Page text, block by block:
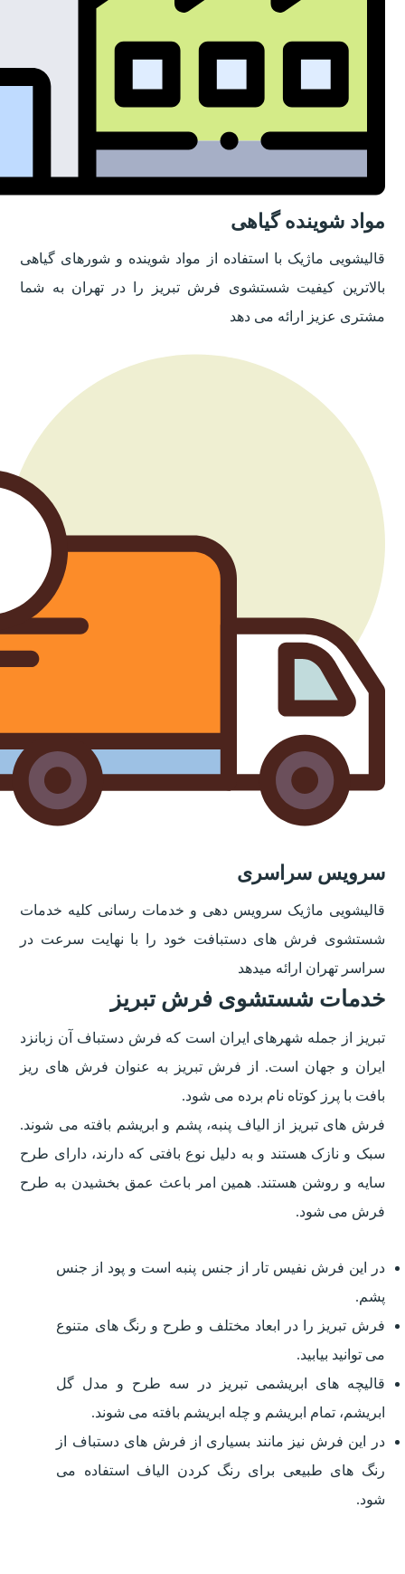
مواد شوینده گیاهی
قالیشویی ماژیک با استفاده از مواد شوینده و شورهای گیاهی
بالاترین کیفیت شستشوی فرش تبریز را در تهران به شما
مشتری عزیز ارائه می دهد
سرویس سراسری
قالیشویی ماژیک سرویس دهی و خدمات رسانی کلیه خدمات
شستشوی فرش های دستبافت خود را با نهایت سرعت در
سراسر تهران ارائه میدهد
خدمات شستشوی فرش تبریز
تبریز از جمله شهرهای ایران است که فرش دستباف آن زبانزد
ایران و جهان است. از فرش تبریز به عنوان فرش های ریز
بافت با پرز کوتاه نام برده می شود.
فرش های تبریز از الیاف پنبه، پشم و ابریشم بافته می شوند.
سبک و نازک هستند و به دلیل نوع بافتی که دارند، دارای طرح
سایه و روشن هستند. همین امر باعث عمق بخشیدن به طرح
فرش می شود.
در این فرش نفیس تار از جنس پنبه است و پود از جنس
پشم.
فرش تبریز را در ابعاد مختلف و طرح و رنگ های متنوع
می توانید بیابید.
قالیچه های ابریشمی تبریز در سه طرح و مدل گل
ابریشم، تمام ابریشم و چله ابریشم بافته می شوند.
در این فرش نیز مانند بسیاری از فرش های دستباف از
رنگ های طبیعی برای رنگ کردن الیاف استفاده می
شود.